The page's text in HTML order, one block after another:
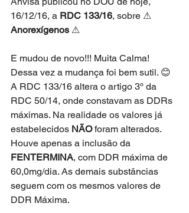
16/12/16, a RDC 133/16, sobre ⚠
Anorexígenos ⚠
E mudou de novo!!! Muita Calma!
Dessa vez a mudança foi bem sutil. 😊
A RDC 133/16 altera o artigo 3º da
RDC 50/14, onde constavam as DDRs
máximas. Na realidade os valores já
estabelecidos NÃO foram alterados.
Houve apenas a inclusão da
FENTERMINA, com DDR máxima de
60,0mg/dia. As demais substâncias
seguem com os mesmos valores de
DDR Máxima.